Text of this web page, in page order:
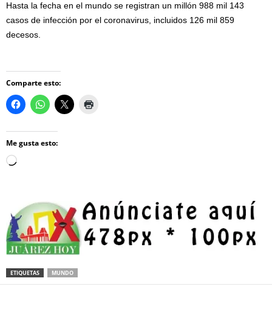
Hasta la fecha en el mundo se registran un millón 988 mil 143
casos de infección por el coronavirus, incluidos 126 mil 859
decesos.
Comparte esto:
Me gusta esto:
Loading…
ETIQUETAS MUNDO